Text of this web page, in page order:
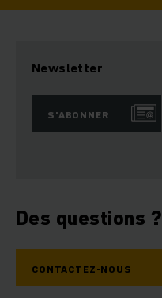
Newsletter
S'ABONNER
Des questions ?
CONTACTEZ-NOUS